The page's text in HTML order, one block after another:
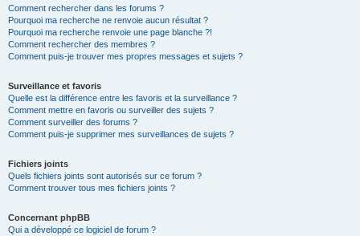
Comment rechercher dans les forums ?
Pourquoi ma recherche ne renvoie aucun résultat ?
Pourquoi ma recherche renvoie une page blanche ?!
Comment rechercher des membres ?
Comment puis-je trouver mes propres messages et sujets ?
Surveillance et favoris
Quelle est la différence entre les favoris et la surveillance ?
Comment mettre en favoris ou surveiller des sujets ?
Comment surveiller des forums ?
Comment puis-je supprimer mes surveillances de sujets ?
Fichiers joints
Quels fichiers joints sont autorisés sur ce forum ?
Comment trouver tous mes fichiers joints ?
Concernant phpBB
Qui a développé ce logiciel de forum ?